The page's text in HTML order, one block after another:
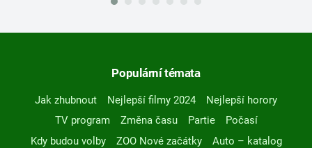
Populární témata
Jak zhubnout Nejlepší filmy 2024
Nejlepší horory
TV program
Změna času Partie
Počasí
Kdy budou volby
ZOO Nové začátky
Auto – katalog